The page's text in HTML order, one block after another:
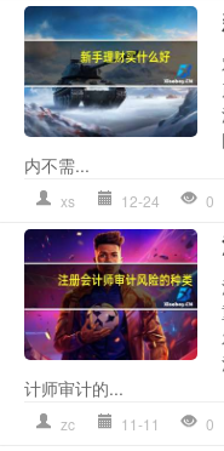
内不需...
xs 12-24 0
计师审计的...
zc 11-11 0